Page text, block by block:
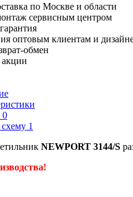
по Москве и области
сервисным центром
оптовым клиентам и
обмен
0
схему 1
NEWPORT 3144/S